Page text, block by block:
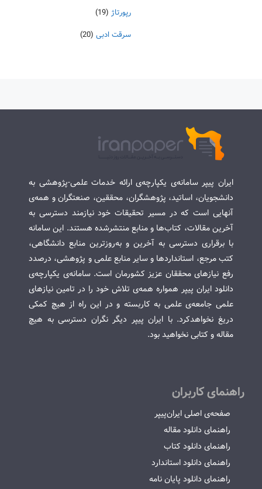
رپورتاژ (19)
سرقت ادبی (20)
ایران پیپر سامانه‌ی یکپارچه‌ی ارائه خدمات علمی-پژوهشی به
دانشجویان، اساتید، پژوهشگران، محققین، صنعتگران و همه‌ی
آنهایی است که در مسیر تحقیقات خود نیازمند دسترسی به
آخرین مقالات، کتاب‌ها و منابع منتشرشده هستند. این سامانه
با برقراری دسترسی به آخرین و به‌روزترین منابع دانشگاهی،
کتب مرجع، استانداردها و سایر منابع علمی و پژوهشی، درصدد
رفع نیازهای محققان عزیز کشورمان است. سامانه‌ی یکپارچه‌ی
دانلود ایران پیپر همواره همه‌ی تلاش خود را در تامین نیازهای
علمی جامعه‌ی علمی به کاربسته و در این راه از هیچ کمکی
دریغ نخواهدکرد. با ایران پیپر دیگر نگران دسترسی به هیچ
مقاله و کتابی نخواهید بود.
راهنمای کاربران
صفحه‌ی اصلی ایران‌پیپر
راهنمای دانلود مقاله
راهنمای دانلود کتاب
راهنمای دانلود استاندارد
راهنمای دانلود پایان نامه